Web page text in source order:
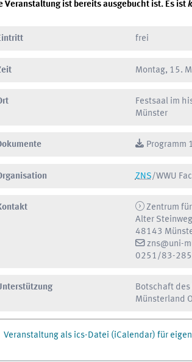
Veranstaltung ist bereits ausgebucht ist. Es ist
frei
Montag, 15.
Festsaal im
Münster
Programm
ZNS/WWU
Zentrum
Alter
48143
zns@uni-
0251/83-
Botschaft
Münsterland
Veranstaltung als ics-Datei (iCalendar) für